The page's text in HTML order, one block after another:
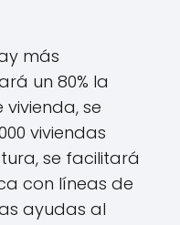
más
un 80% la
se
viviendas
se facilitará
con líneas de
ayudas al